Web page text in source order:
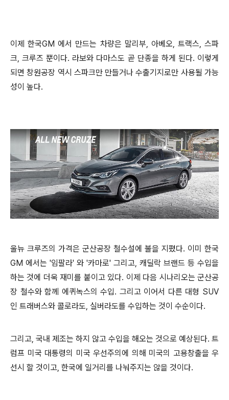
이제 한국GM 에서 만드는 차량은 말리부, 아베오, 트랙스, 스파
크, 크루즈 뿐이다. 라보와 다마스도 곧 단종을 하게 된다. 이렇게
되면 창원공장 역시 스파크만 만들거나 수출기지로만 사용될 가능
성이 높다.
울뉴 크루즈의 가격은 군산공장 철수설에 불을 지폈다. 이미 한국
GM 에서는 '임팔라' 와 '카마로' 그리고, 캐딜락 브랜드 등 수입을
하는 것에 더욱 재미를 붙이고 있다. 이제 다음 시나리오는 군산공
장 철수와 함께 에퀴녹스의 수입. 그리고 이어서 다른 대형 SUV
인 트래버스와 콜로라도, 실버라도를 수입하는 것이 수순이다.
그리고, 국내 제조는 하지 않고 수입을 해오는 것으로 예상된다. 트
럼프 미국 대통령의 미국 우선주의에 의해 미국의 고용창출을 우
선시 할 것이고, 한국에 일거리를 나눠주지는 않을 것이다.